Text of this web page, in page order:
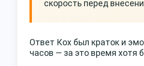
скорость перед
Ответ Кох был краток и
часов — за это время хотя